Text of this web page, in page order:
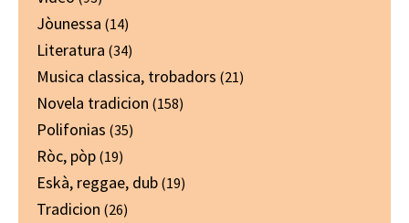
Jòunessa (14)
Literatura (34)
Musica classica, trobadors (21)
Novela tradicion (158)
Polifonias (35)
Ròc, pòp (19)
Eskà, reggae, dub (19)
Tradicion (26)